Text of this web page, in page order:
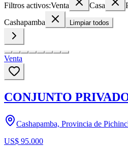
Filtros activos:Venta Casa
Cashapamba
Limpiar todos
Venta
CONJUNTO
Cashapamba, Provincia de
US$ 95.000